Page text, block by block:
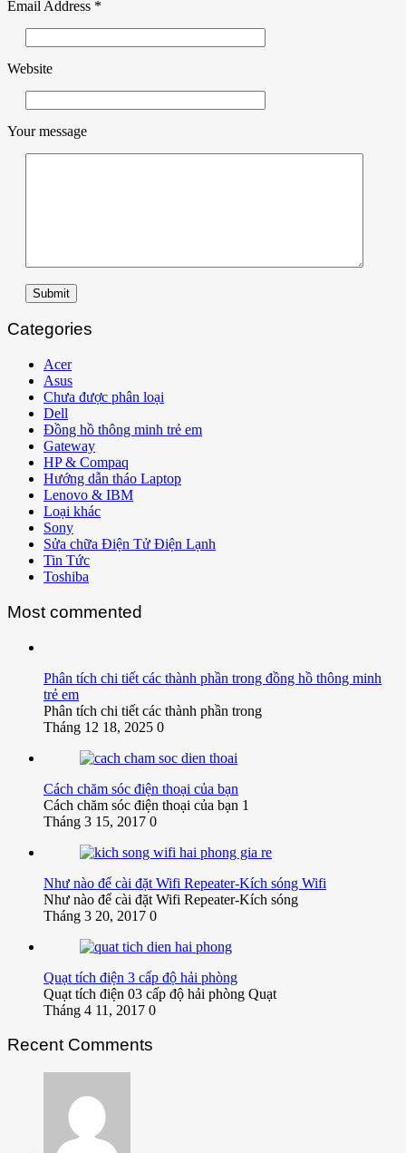
Email Address *
Website
Your message
Submit
Categories
Acer
Asus
Chưa được phân loại
Dell
Đồng hồ thông minh trẻ em
Gateway
HP & Compaq
Hướng dẫn tháo Laptop
Lenovo & IBM
Loại khác
Sony
Sửa chữa Điện Tử Điện Lạnh
Tin Tức
Toshiba
Most commented
Phân tích chi tiết các thành phần trong đồng hồ thông minh
trẻ em
Phân tích chi tiết các thành phần trong
Tháng 12 18, 2025 0
Cách chăm sóc điện thoại của bạn
Cách chăm sóc điện thoại của bạn 1
Tháng 3 15, 2017 0
Như nào để cài đặt Wifi Repeater-Kích sóng Wifi
Như nào để cài đặt Wifi Repeater-Kích sóng
Tháng 3 20, 2017 0
Quạt tích điện 3 cấp độ hải phòng
Quạt tích điện 03 cấp độ hải phòng Quạt
Tháng 4 11, 2017 0
Recent Comments